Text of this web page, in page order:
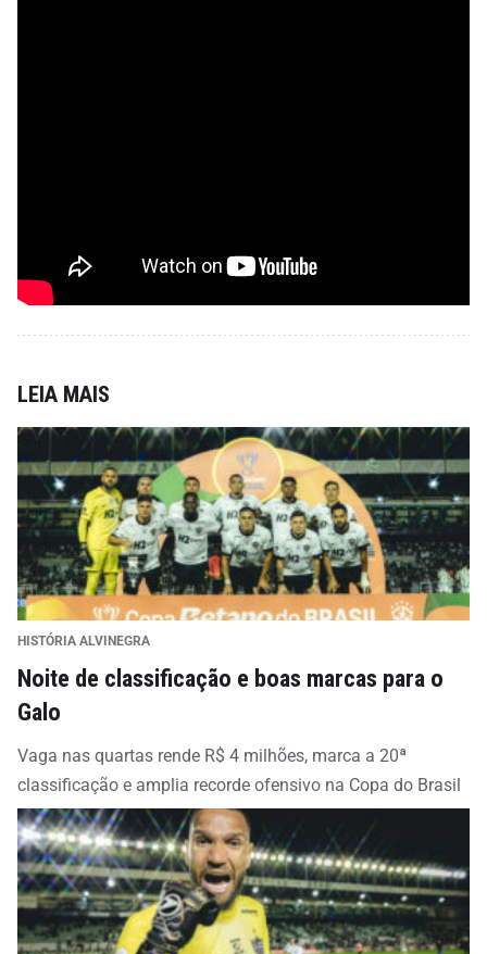
LEIA MAIS
HISTÓRIA ALVINEGRA
Noite de classificação e boas marcas para o
Galo
Vaga nas quartas rende R$ 4 milhões, marca a 20ª
classificação e amplia recorde ofensivo na Copa do Brasil